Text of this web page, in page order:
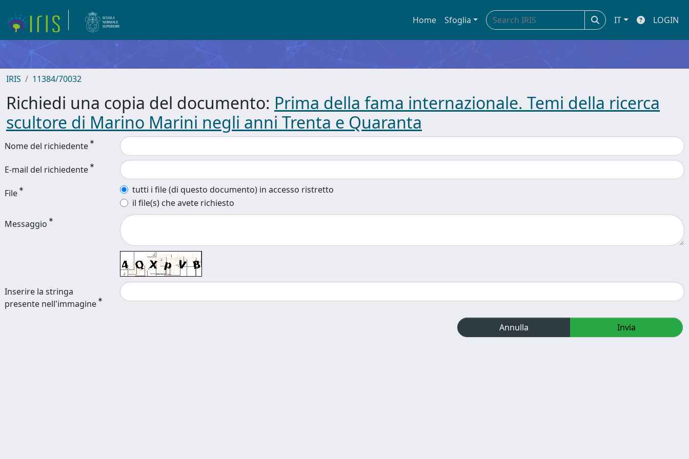
Home Sfoglia IT LOGIN
IRIS 11384/70032
Richiedi una copia del documento: Prima della fama internazionale. Temi della ricerca
scultore di Marino Marini negli anni Trenta e Quaranta
Nome del richiedente
E-mail del richiedente
File
tutti i file (di questo documento) in accesso ristretto
il file(s) che avete richiesto
Messaggio
Inserire la stringa
presente nell'immagine
Annulla Invia